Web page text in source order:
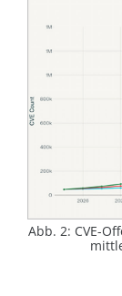
Abb. 2: CVE-